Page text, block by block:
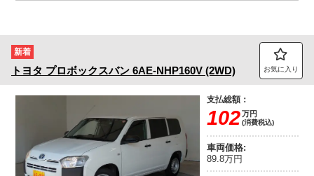
新着
トヨタ プロボックスバン 6AE-NHP160V (2WD) お気に入り
支払総額：
102万円
(消費税込)
車両価格:
89.8万円